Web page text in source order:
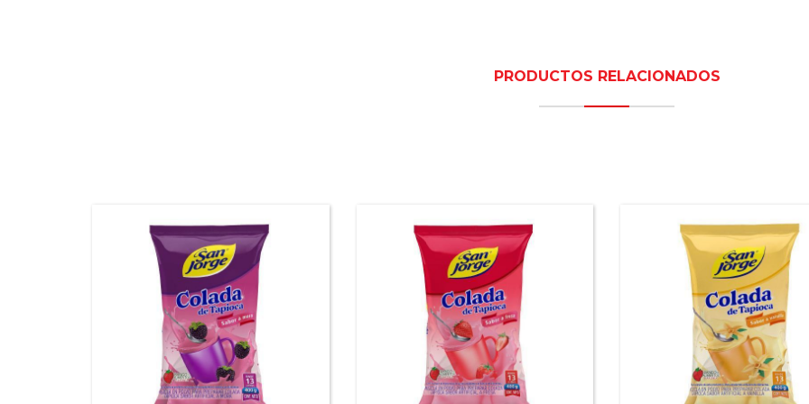
PRODUCTOS RELACIONADOS
Tapioca mora San Jorge® Tapioca fresa San Jorge® Tapioca vainilla San